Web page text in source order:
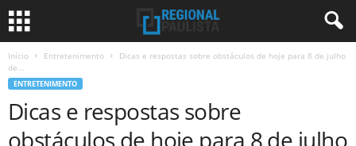
Início Entretenimento
Dicas e respostas sobre obstáculos de hoje para 8 de julho
de...
ENTRETENIMENTO
Dicas e respostas sobre
obstáculos de hoje para 8 de julho